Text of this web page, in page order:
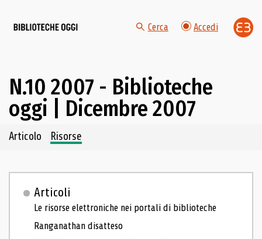
Cerca Accedi
N.10 2007 - Biblioteche
oggi | Dicembre 2007
Navigazione dei contenuti del fascicolo
Articolo Risorse
Articoli
Le risorse elettroniche nei portali di biblioteche
Ranganathan disatteso